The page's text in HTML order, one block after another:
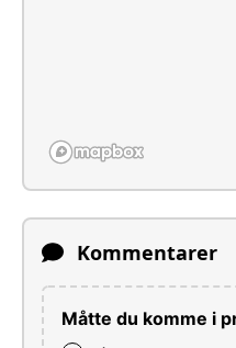
Kommentarer
Måtte du komme i